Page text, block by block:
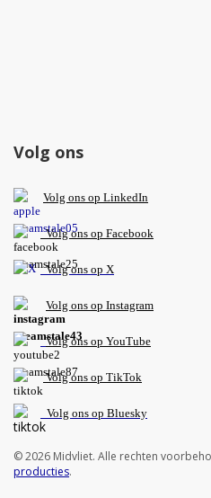
Volg ons
Volg ons op LinkedIn
Volg ons op Facebook
Volg ons op X
Volg ons op Instagram
Volgons op YouTube
Volg ons op TikTok
Volg ons op Bluesky
© 2026 Midvliet. Alle rechten
producties.